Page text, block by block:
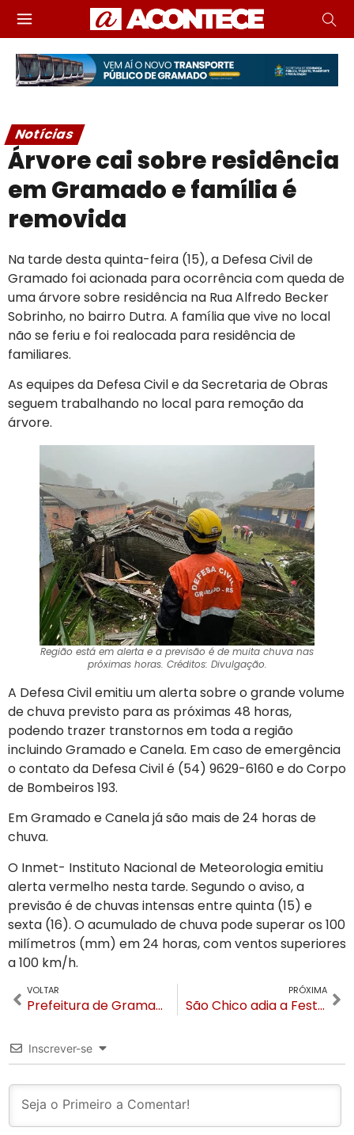
Notícias
Árvore cai sobre residência
em Gramado e família é
removida
Na tarde desta quinta-feira (15), a Defesa Civil de
Gramado foi acionada para ocorrência com queda de
uma árvore sobre residência na Rua Alfredo Becker
Sobrinho, no bairro Dutra. A família que vive no local
não se feriu e foi realocada para residência de
familiares.
As equipes da Defesa Civil e da Secretaria de Obras
seguem trabalhando no local para remoção da
árvore.
Região está em alerta e a previsão é de muita chuva nas
próximas horas. Créditos: Divulgação.
A Defesa Civil emitiu um alerta sobre o grande volume
de chuva previsto para as próximas 48 horas,
podendo trazer transtornos em toda a região
incluindo Gramado e Canela. Em caso de emergência
o contato da Defesa Civil é (54) 9629-6160 e do Corpo
de Bombeiros 193.
Em Gramado e Canela já são mais de 24 horas de
chuva.
O Inmet- Instituto Nacional de Meteorologia emitiu
alerta vermelho nesta tarde. Segundo o aviso, a
previsão é de chuvas intensas entre quinta (15) e
sexta (16). O acumulado de chuva pode superar os 100
milímetros (mm) em 24 horas, com ventos superiores
a 100 km/h.
VOLTAR
Prefeitura de Gramado cria projeto de passe livre no transporte público para a população
PRÓXIMA
São Chico adia a Festa do Pinhão após danos no pavilhão onde ocorreria ao evento
Inscrever-se